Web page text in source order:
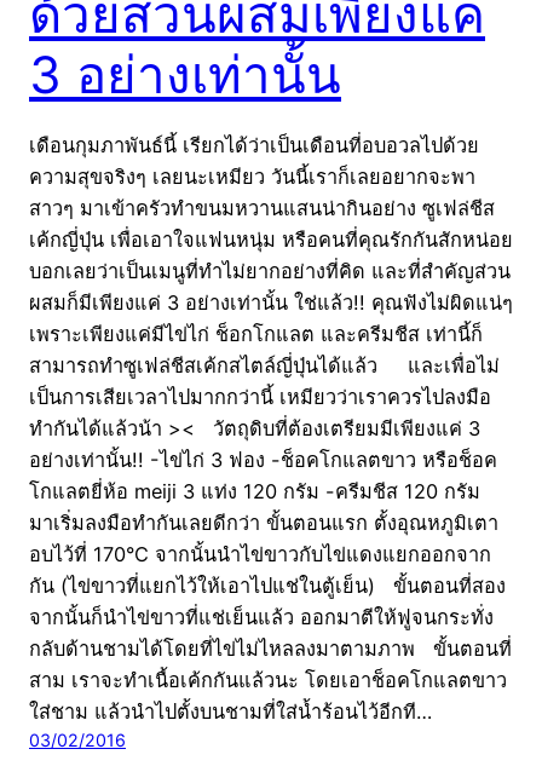
ด้วยส่วนผสมเพียงแค่
3 อย่างเท่านั้น
เดือนกุมภาพันธ์นี้ เรียกได้ว่าเป็นเดือนที่อบอวลไปด้วย
ความสุขจริงๆ เลยนะเหมียว วันนี้เราก็เลยอยากจะพา
สาวๆ มาเข้าครัวทำขนมหวานแสนน่ากินอย่าง ซูเฟล่ชีส
เค้กญี่ปุ่น เพื่อเอาใจแฟนหนุ่ม หรือคนที่คุณรักกันสักหน่อย
บอกเลยว่าเป็นเมนูที่ทำไม่ยากอย่างที่คิด และที่สำคัญส่วน
ผสมก็มีเพียงแค่ 3 อย่างเท่านั้น ใช่แล้ว!! คุณฟังไม่ผิดแน่ๆ
เพราะเพียงแค่มีไข่ไก่ ช็อกโกแลต และครีมชีส เท่านี้ก็
สามารถทำซูเฟล่ชีสเค้กสไตล์ญี่ปุ่นได้แล้ว และเพื่อไม่
เป็นการเสียเวลาไปมากกว่านี้ เหมียวว่าเราควรไปลงมือ
ทำกันได้แล้วน้า >< วัตถุดิบที่ต้องเตรียมมีเพียงแค่ 3
อย่างเท่านั้น!! -ไข่ไก่ 3 ฟอง -ช็อคโกแลตขาว หรือช็อค
โกแลตยี่ห้อ meiji 3 แท่ง 120 กรัม -ครีมชีส 120 กรัม
มาเริ่มลงมือทำกันเลยดีกว่า ขั้นตอนแรก ตั้งอุณหภูมิเตา
อบไว้ที่ 170°C จากนั้นนำไข่ขาวกับไข่แดงแยกออกจาก
กัน (ไข่ขาวที่แยกไว้ให้เอาไปแช่ในตู้เย็น) ขั้นตอนที่สอง
จากนั้นก็นำไข่ขาวที่แช่เย็นแล้ว ออกมาตีให้ฟูจนกระทั่ง
กลับด้านชามได้โดยที่ไข่ไม่ไหลลงมาตามภาพ ขั้นตอนที่
สาม เราจะทำเนื้อเค้กกันแล้วนะ โดยเอาช็อคโกแลตขาว
ใส่ชาม แล้วนำไปตั้งบนชามที่ใส่น้ำร้อนไว้อีกที…
03/02/2016